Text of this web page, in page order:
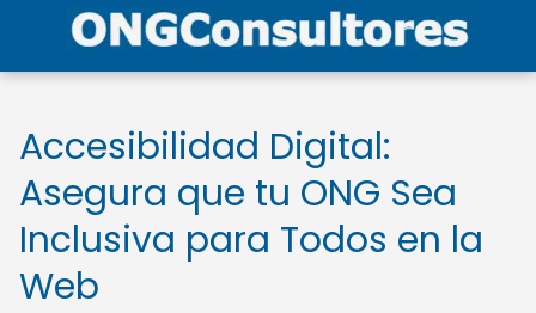
Accesibilidad Digital:
Asegura que tu ONG Sea
Inclusiva para Todos en la
Web